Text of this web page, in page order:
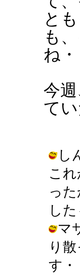
と
も
ね
今
て
し
こ
っ
し
マ
り
す・